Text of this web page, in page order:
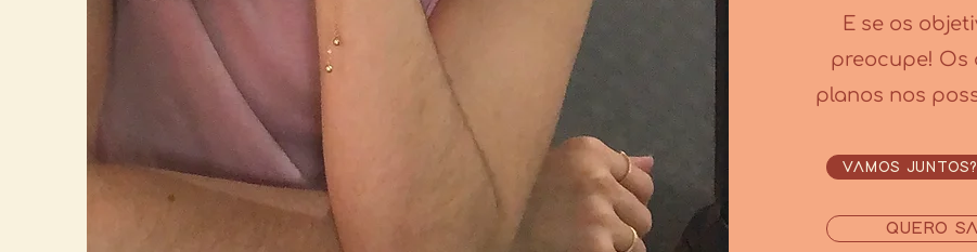
E se os
preocupe! Os
planos nos
VAMOS
QUERO